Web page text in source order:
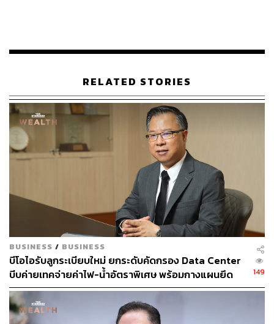
ทั่วโลก ชูจุดเด่น ‘จำนวนประชากร’ …
ลิตมาไทย กับแผนหนุน Local Content
โดยจะให้ระยะเวลานานขึ้น 2 เท่า แต่ไม่เกิน 10 ปี เพื่อให้การ
คำนวณอัตราภาษีที่แท้จริง (Effective Tax Rate: ETR) ของ
บริษัทในแต่ละปีใกล้เคียง 15% ก็จะทำให้แต่ละบริษัทเสียภาษี
ส่วนเพิ่มลดลง และได้รับสิทธิประโยชน์ในระยะเวลานานขึ้น
2. มาตรการเพิ่มขีดความสามารถในการแข่งขันสำหรับผู้
ประกอบการขนาดใหญ่ในกลุ่มอุตสาหกรรมเป้าหมายของ
ประเทศ โดย BOI จะขอรับการจัดสรรงบประมาณเพื่อเป็น
มาตรการเยียวยาชั่วคราวให้แก่ผู้ได้รับผลกระทบ ในระหว่าง
รอกฎหมายใหม่ของกระทรวงการคลัง ซึ่งจะให้เงินสนับสนุน
จากกองทุนเพิ่มขีดความสามารถในการแข่งขัน สำหรับการ
ลงทุนหรือค่าใช้จ่ายเพื่อเพิ่มขีดความสามารถในการแข่งขัน
ตามที่กำหนด
RELATED STORIES
BUSINESS / BUSINESS
บีโอไอรับลูกระเบียบใหม่ ยกระดับคัดกรอง Data Center
บีบค่ายเทคจ่ายค่าไฟ-น้ำอัตราพิเศษ พร้อมกางแผนยึด
ประโยชน์ประเทศเป็นหลัก
149